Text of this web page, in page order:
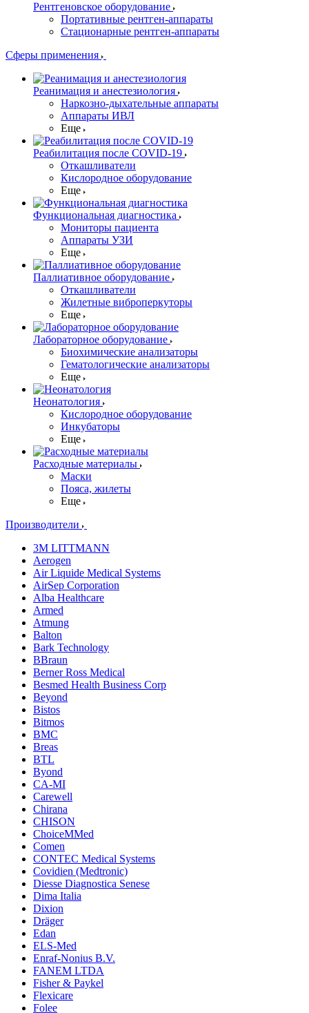
Рентгеновское оборудование
Портативные рентген-аппараты
Стационарные рентген-аппараты
Сферы применения
Реанимация и анестезиология
Наркозно-дыхательные аппараты
Аппараты ИВЛ
Еще
Реабилитация после COVID-19
Откашливатели
Кислородное оборудование
Еще
Функциональная диагностика
Мониторы пациента
Аппараты УЗИ
Еще
Паллиативное оборудование
Откашливатели
Жилетные виброперкуторы
Еще
Лабораторное оборудование
Биохимические анализаторы
Гематологические анализаторы
Еще
Неонатология
Кислородное оборудование
Инкубаторы
Еще
Расходные материалы
Маски
Пояса, жилеты
Еще
Производители
3M LITTMANN
Aerogen
Air Liquide Medical Systems
AirSep Corporation
Alba Healthcare
Armed
Atmung
Balton
Bark Technology
BBraun
Berner Ross Medical
Besmed Health Business Corp
Beyond
Bistos
Bitmos
BMC
Breas
BTL
Byond
CA-MI
Carewell
Chirana
CHISON
ChoiceMMed
Comen
CONTEC Medical Systems
Covidien (Medtronic)
Diesse Diagnostica Senese
Dima Italia
Dixion
Dräger
Edan
ELS-Med
Enraf-Nonius B.V.
FANEM LTDA
Fisher & Paykel
Flexicare
Folee